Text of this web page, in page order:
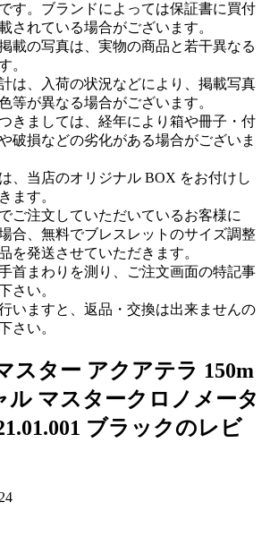
す。ブランドによっては保証書に買付
されている場合がございます。
載の写真は、実物の商品と若干異なる
。
は、入荷の状況などにより、掲載写真
等が異なる場合がございます。
きましては、経年により箱や冊子・付
破損などの劣化がある場合がございま
、当店のオリジナル BOX をお付けし
ます。
ご注文していただいているお客様に
合、無料でブレスレットのサイズ調整
を発送させていただきます。
首まわりを測り、ご注文画面の特記事
さい。
いますと、返品・交換は出来ませんの
さい。
スター アクアテラ 150m
ル マスタークロノメータ
ブラックのレビ